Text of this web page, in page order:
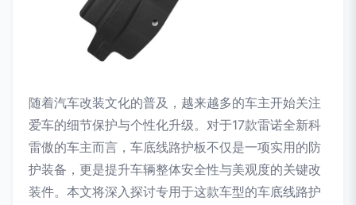
随着汽车改装文化的普及，越来越多的车主开始关注
爱车的细节保护与个性化升级。对于17款雷诺全新科
雷傲的车主而言，车底线路护板不仅是一项实用的防
护装备，更是提升车辆整体安全性与美观度的关键改
装件。本文将深入探讨专用于这款车型的车底线路护